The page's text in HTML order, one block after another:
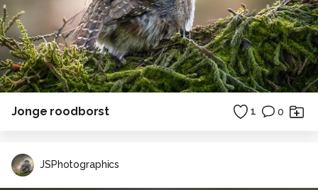
Jonge roodborst 1 0
JSPhotographics